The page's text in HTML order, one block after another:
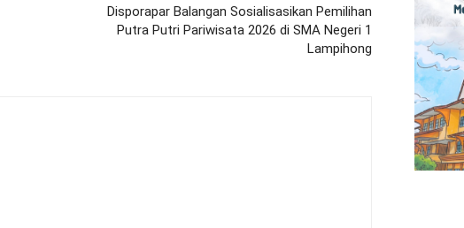
Disporapar Balangan Sosialisasikan Pemilihan
Putra Putri Pariwisata 2026 di SMA Negeri 1
Lampihong